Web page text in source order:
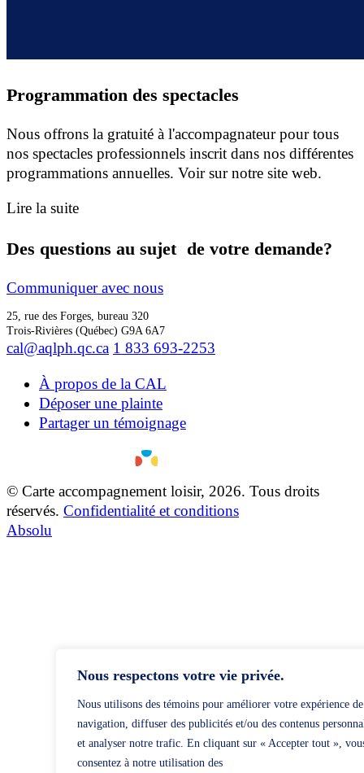
Nous respectons votre vie privée.
Nous utilisons des témoins pour améliorer votre expérience de
navigation, diffuser des publicités et/ou des contenus
et analyser notre trafic. En cliquant sur « Accepter tout »,
consentez à notre utilisation des
Programmation des spectacles
Nous offrons la gratuité à l'accompagnateur pour tous
nos spectacles professionnels inscrit dans nos différentes
programmations annuelles. Voir sur notre site web.
Lire la suite
Des questions au sujet de votre demande?
Communiquer avec nous
25, rue des Forges, bureau 320
Trois-Rivières (Québec) G9A 6A7
cal@aqlph.qc.ca 1 833 693-2253
À propos de la CAL
Déposer une plainte
Partager un témoignage
© Carte accompagnement loisir, 2026. Tous droits
réservés. Confidentialité et conditions
Absolu